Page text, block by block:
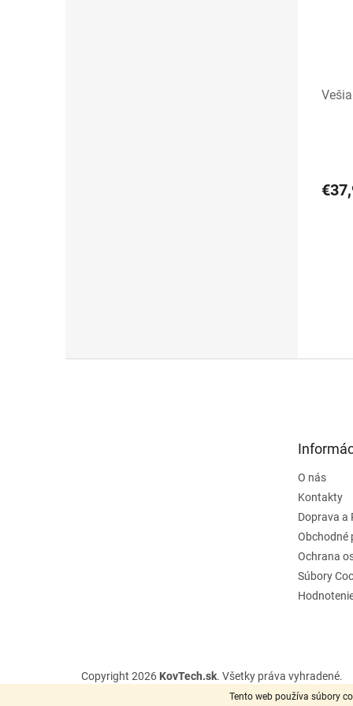
Tento web používa súbory
O nás
Kontakty
Doprava a
Obchodné
Ochrana
Súbory
Copyright 2026 KovTech.sk. Všetky práva vyhradené.